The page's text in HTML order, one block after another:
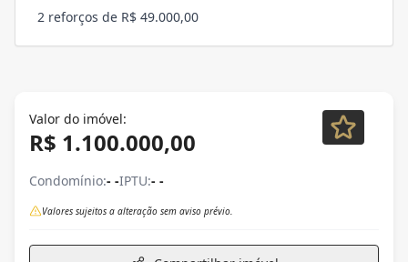
2 reforços de R$ 49.000,00
Valor do imóvel:
R$ 1.100.000,00
Condomínio:- -IPTU:- -
Valores sujeitos a alteração sem aviso prévio.